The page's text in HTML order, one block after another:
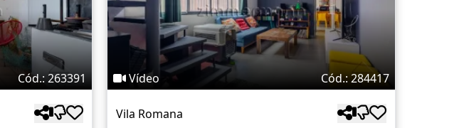
Cód.: 263391 Vídeo Cód.: 284417
Vila Romana